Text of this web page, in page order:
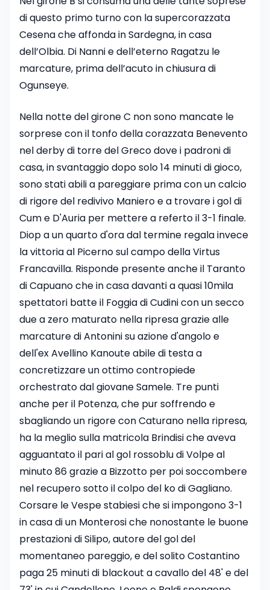
di questo primo turno con la supercorazzata
Cesena che affonda in Sardegna, in casa
dell’Olbia. Di Nanni e dell’eterno Ragatzu le
marcature, prima dell’acuto in chiusura di
Ogunseye.
Nella notte del girone C non sono mancate le
sorprese con il tonfo della corazzata Benevento
nel derby di torre del Greco dove i padroni di
casa, in svantaggio dopo solo 14 minuti di gioco,
sono stati abili a pareggiare prima con un calcio
di rigore del redivivo Maniero e a trovare i gol di
Cum e D'Auria per mettere a referto il 3-1 finale.
Diop a un quarto d'ora dal termine regala invece
la vittoria al Picerno sul campo della Virtus
Francavilla. Risponde presente anche il Taranto
di Capuano che in casa davanti a quasi 10mila
spettatori batte il Foggia di Cudini con un secco
due a zero maturato nella ripresa grazie alle
marcature di Antonini su azione d'angolo e
dell'ex Avellino Kanoute abile di testa a
concretizzare un ottimo contropiede
orchestrato dal giovane Samele. Tre punti
anche per il Potenza, che pur soffrendo e
sbagliando un rigore con Caturano nella ripresa,
ha la meglio sulla matricola Brindisi che aveva
agguantato il pari al gol rossoblu di Volpe al
minuto 86 grazie a Bizzotto per poi soccombere
nel recupero sotto il colpo del ko di Gagliano.
Corsare le Vespe stabiesi che si impongono 3-1
in casa di un Monterosi che nonostante le buone
prestazioni di Silipo, autore del gol del
momentaneo pareggio, e del solito Costantino
paga 25 minuti di blackout a cavallo del 48' e del